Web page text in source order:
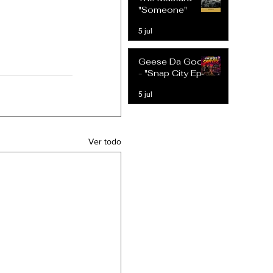
Ver todo
Expectativas
Modernas
"Someone"
5 jul
Geese Da Goon
- "Snap City Ep"
5 jul